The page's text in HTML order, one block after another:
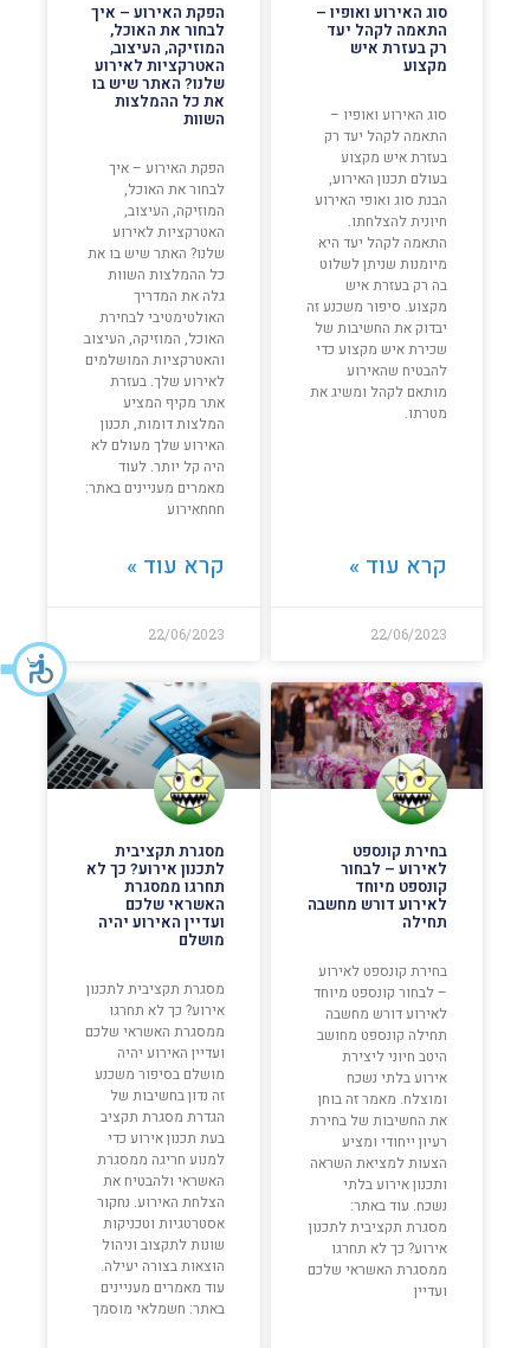
סוג האירוע ואופיו –
התאמה לקהל יעד
רק בעזרת איש
מקצוע
סוג האירוע ואופיו –
התאמה לקהל יעד רק
בעזרת איש מקצוע
בעולם תכנון האירוע,
הבנת סוג ואופי האירוע
חיונית להצלחתו.
התאמה לקהל יעד היא
מיומנות שניתן לשלוט
בה רק בעזרת איש
מקצוע. סיפור משכנע זה
יבדוק את החשיבות של
שכירת איש מקצוע כדי
להבטיח שהאירוע
מותאם לקהל ומשיג את
מטרתו.
קרא עוד »
22/06/2023
הפקת האירוע – איך
לבחור את האוכל,
המוזיקה, העיצוב,
האטרקציות לאירוע
שלנו? האתר שיש בו
את כל ההמלצות
השוות
הפקת האירוע – איך
לבחור את האוכל,
המוזיקה, העיצוב,
האטרקציות לאירוע
שלנו? האתר שיש בו את
כל ההמלצות השוות
גלה את המדריך
האולטימטיבי לבחירת
האוכל, המוזיקה, העיצוב
והאטרקציות המושלמים
לאירוע שלך. בעזרת
אתר מקיף המציע
המלצות דומות, תכנון
האירוע שלך מעולם לא
היה קל יותר. לעוד
מאמרים מעניינים באתר:
חחחאירוע
קרא עוד »
22/06/2023
בחירת קונספט
לאירוע – לבחור
קונספט מיוחד
לאירוע דורש מחשבה
תחילה
בחירת קונספט לאירוע
– לבחור קונספט מיוחד
לאירוע דורש מחשבה
תחילה קונספט מחושב
היטב חיוני ליצירת
אירוע בלתי נשכח
ומוצלח. מאמר זה בוחן
את החשיבות של בחירת
רעיון ייחודי ומציע
הצעות למציאת השראה
ותכנון אירוע בלתי
נשכח. עוד באתר:
מסגרת תקציבית לתכנון
אירוע? כך לא תחרגו
ממסגרת האשראי שלכם
ועדיין
מסגרת תקציבית
לתכנון אירוע? כך לא
תחרגו ממסגרת
האשראי שלכם
ועדיין האירוע יהיה
מושלם
מסגרת תקציבית לתכנון
אירוע? כך לא תחרגו
ממסגרת האשראי שלכם
ועדיין האירוע יהיה
מושלם בסיפור משכנע
זה נדון בחשיבות של
הגדרת מסגרת תקציב
בעת תכנון אירוע כדי
למנוע חריגה ממסגרת
האשראי ולהבטיח את
הצלחת האירוע. נחקור
אסטרטגיות וטכניקות
שונות לתקצוב וניהול
הוצאות בצורה יעילה.
עוד מאמרים מעניינים
באתר: חשמלאי מוסמך